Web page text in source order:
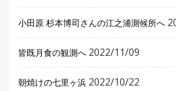
小田原 杉本博司さんの江之浦測候所へ
皆既月食の観測へ 2022/11/09
朝焼けの七里ヶ浜 2022/10/22